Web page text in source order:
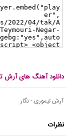
دانلود آهنگ های آرش
آرش تیموری - نگار
نظرات